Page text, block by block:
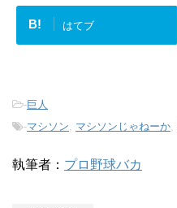
B! はてブ
-巨人
-マシソン, マシソンじゃねーか,
執筆者： プロ野球バカ